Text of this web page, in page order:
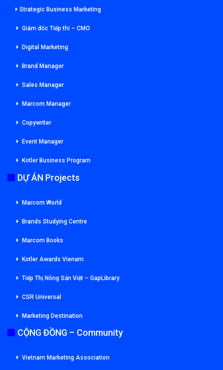
Strategic Business Marketing
Giám đốc Tiếp thi – CMO
Digital Marketing
Brand Manager
Sales Manager
Marcom Manager
Copywriter
Event Manager
Kotler Business Program
DỰ ÁN Projects
Marcom World
Brands Studying Centre
Marcom Books
Kotler Awards Vienam
Tiếp Thị Nông Sản Việt – GapLibrary
CSR Universal
Marketing Destination
CỘNG ĐỒNG – Community
Vietnam Marketing Association